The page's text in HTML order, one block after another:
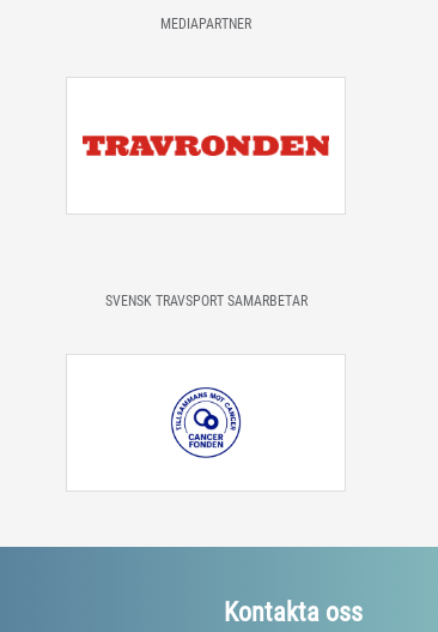
MEDIAPARTNER
SVENSK TRAVSPORT SAMARBETAR
Kontakta oss